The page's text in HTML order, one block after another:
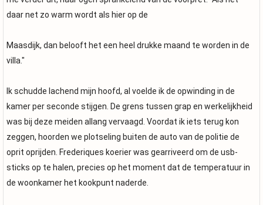
daar net zo warm wordt als hier op de
Maasdijk, dan belooft het een heel drukke maand te worden in de
villa."
Ik schudde lachend mijn hoofd, al voelde ik de opwinding in de
kamer per seconde stijgen. De grens tussen grap en werkelijkheid
was bij deze meiden allang vervaagd. Voordat ik iets terug kon
zeggen, hoorden we plotseling buiten de auto van de politie de
oprit oprijden. Frederiques koerier was gearriveerd om de usb-
sticks op te halen, precies op het moment dat de temperatuur in
de woonkamer het kookpunt naderde.